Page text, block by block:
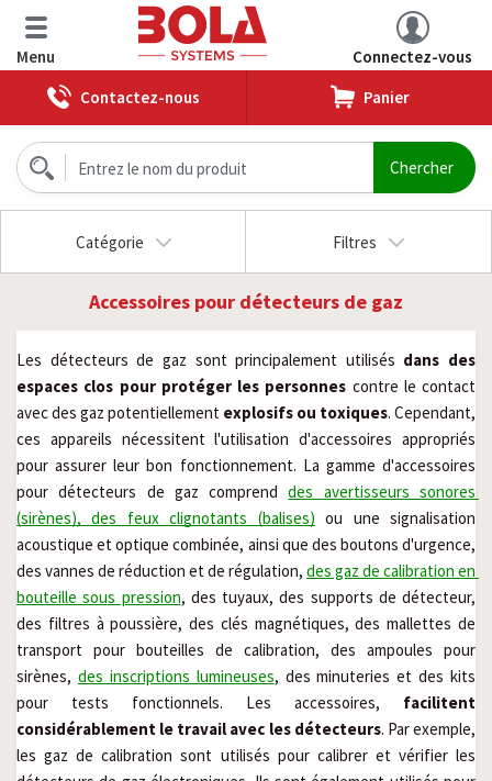
Menu
Connectez-vous
Contactez-nous
Panier
Catégorie Filtres
Accessoires pour détecteurs de gaz
Les détecteurs de gaz sont principalement utilisés dans des
espaces clos pour protéger les personnes contre le contact
avec des gaz potentiellement explosifs ou toxiques. Cependant,
ces appareils nécessitent l'utilisation d'accessoires appropriés
pour assurer leur bon fonctionnement. La gamme d'accessoires
pour détecteurs de gaz comprend des avertisseurs sonores
(sirènes), des feux clignotants (balises) ou une signalisation
acoustique et optique combinée, ainsi que des boutons d'urgence,
des vannes de réduction et de régulation, des gaz de calibration en
bouteille sous pression, des tuyaux, des supports de détecteur,
des filtres à poussière, des clés magnétiques, des mallettes de
transport pour bouteilles de calibration, des ampoules pour
sirènes, des inscriptions lumineuses, des minuteries et des kits
pour tests fonctionnels. Les accessoires, facilitent
considérablement le travail avec les détecteurs. Par exemple,
les gaz de calibration sont utilisés pour calibrer et vérifier les